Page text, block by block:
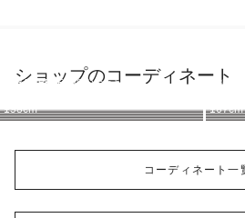
ショップのコーディネート
URBAN RESEARCH ware house
URBAN RESEARCH ware house
URBAN RESEARCH ware house
158cm 167cm
コーディネート一